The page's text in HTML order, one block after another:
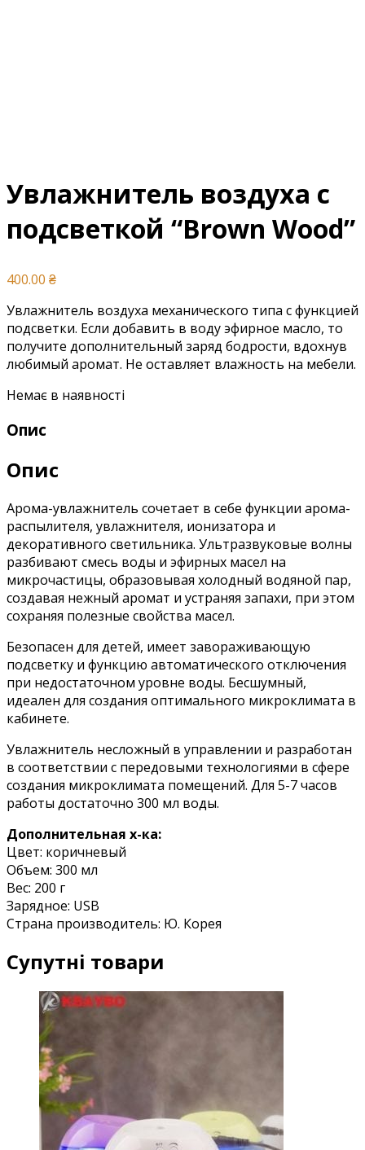
Увлажнитель воздуха c
подсветкой “Brown Wood”
400.00 ₴
Увлажнитель воздуха механического типа с функцией
подсветки. Если добавить в воду эфирное масло, то
получите дополнительный заряд бодрости, вдохнув
любимый аромат. Не оставляет влажность на мебели.
Немає в наявності
Опис
Опис
Арома-увлажнитель сочетает в себе функции арома-
распылителя, увлажнителя, ионизатора и
декоративного светильника. Ультразвуковые волны
разбивают смесь воды и эфирных масел на
микрочастицы, образовывая холодный водяной пар,
создавая нежный аромат и устраняя запахи, при этом
сохраняя полезные свойства масел.
Безопасен для детей, имеет завораживающую
подсветку и функцию автоматического отключения
при недостаточном уровне воды. Бесшумный,
идеален для создания оптимального микроклимата в
кабинете.
Увлажнитель несложный в управлении и разработан
в соответствии с передовыми технологиями в сфере
создания микроклимата помещений. Для 5-7 часов
работы достаточно 300 мл воды.
Дополнительная х-ка:
Цвет: коричневый
Объем: 300 мл
Вес: 200 г
Зарядное: USB
Страна производитель: Ю. Корея
Супутні товари